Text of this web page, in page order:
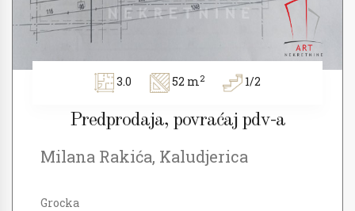
3.0 52 m2 1/2
Predprodaja, povraćaj pdv-a
Milana Rakića, Kaludjerica
Grocka